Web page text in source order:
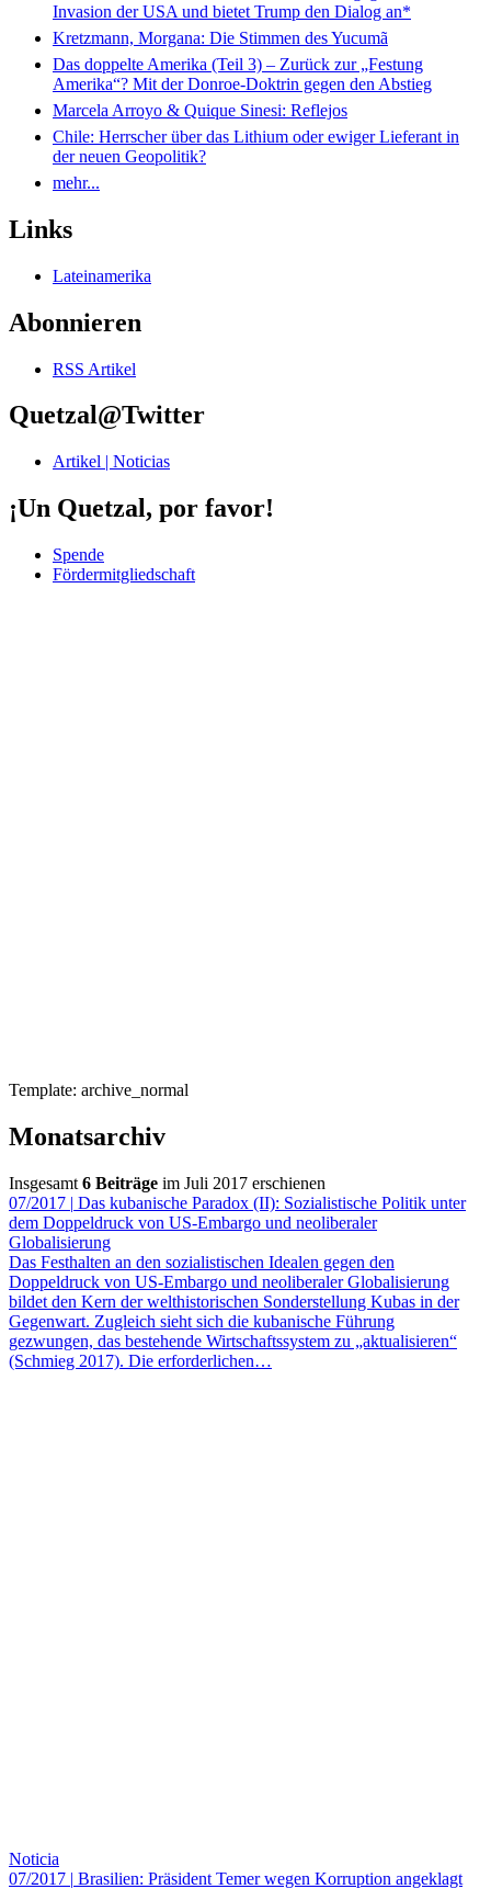
Invasion der USA und bietet Trump den Dialog an*
Kretzmann, Morgana: Die Stimmen des Yucumã
Das doppelte Amerika (Teil 3) – Zurück zur „Festung
Amerika“? Mit der Donroe-Doktrin gegen den Abstieg
Marcela Arroyo & Quique Sinesi: Reflejos
Chile: Herrscher über das Lithium oder ewiger Lieferant in
der neuen Geopolitik?
mehr...
Links
Lateinamerika
Abonnieren
RSS Artikel
Quetzal@Twitter
Artikel | Noticias
¡Un Quetzal, por favor!
Spende
Fördermitgliedschaft
Template: archive_normal
Monatsarchiv
Insgesamt 6 Beiträge im Juli 2017 erschienen
07/2017 | Das kubanische Paradox (II): Sozialistische Politik unter
dem Doppeldruck von US-Embargo und neoliberaler
Globalisierung
Das Festhalten an den sozialistischen Idealen gegen den
Doppeldruck von US-Embargo und neoliberaler Globalisierung
bildet den Kern der welthistorischen Sonderstellung Kubas in der
Gegenwart. Zugleich sieht sich die kubanische Führung
gezwungen, das bestehende Wirtschaftssystem zu „aktualisieren“
(Schmieg 2017). Die erforderlichen…
Noticia
07/2017 | Brasilien: Präsident Temer wegen Korruption angeklagt